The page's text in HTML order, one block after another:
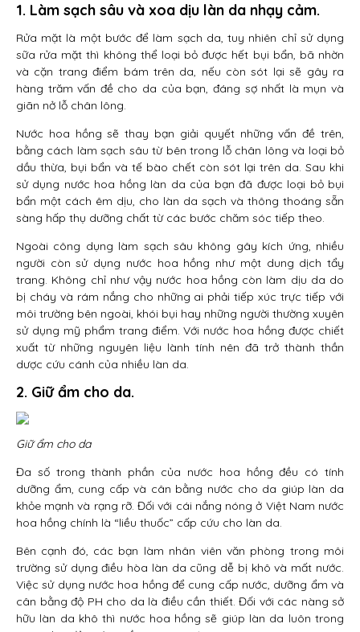
1. Làm sạch sâu và xoa dịu làn da nhạy cảm.
Rửa mặt là một bước để làm sạch da, tuy nhiên chỉ sử dụng
sữa rửa mặt thì không thể loại bỏ được hết bụi bẩn, bã nhờn
và cặn trang điểm bám trên da, nếu còn sót lại sẽ gây ra
hàng trăm vấn đề cho da của bạn, đáng sợ nhất là mụn và
giãn nở lỗ chân lông.
Nước hoa hồng sẽ thay bạn giải quyết những vấn đề trên,
bằng cách làm sạch sâu từ bên trong lỗ chân lông và loại bỏ
dầu thừa, bụi bẩn và tế bào chết còn sót lại trên da. Sau khi
sử dụng nước hoa hồng làn da của bạn đã được loại bỏ bụi
bẩn một cách êm dịu, cho làn da sạch và thông thoáng sẵn
sàng hấp thụ dưỡng chất từ các bước chăm sóc tiếp theo.
Ngoài công dụng làm sạch sâu không gây kích ứng, nhiều
người còn sử dụng nước hoa hồng như một dung dịch tẩy
trang. Không chỉ như vậy nước hoa hồng còn làm dịu da do
bị cháy và rám nắng cho những ai phải tiếp xúc trực tiếp với
môi trường bên ngoài, khói bụi hay những người thường xuyên
sử dụng mỹ phẩm trang điểm. Với nước hoa hồng được chiết
xuất từ những nguyên liệu lành tính nên đã trở thành thần
dược cứu cánh của nhiều làn da.
2. Giữ ẩm cho da.
Giữ ẩm cho da
Đa số trong thành phần của nước hoa hồng đều có tính
dưỡng ẩm, cung cấp và cân bằng nước cho da giúp làn da
khỏe mạnh và rạng rỡ. Đối với cái nắng nóng ở Việt Nam nước
hoa hồng chính là “liều thuốc” cấp cứu cho làn da.
Bên cạnh đó, các bạn làm nhân viên văn phòng trong môi
trường sử dụng điều hòa làn da cũng dễ bị khô và mất nước.
Việc sử dụng nước hoa hồng để cung cấp nước, dưỡng ẩm và
cân bằng độ PH cho da là điều cần thiết. Đối với các nàng sở
hữu làn da khô thì nước hoa hồng sẽ giúp làn da luôn trong